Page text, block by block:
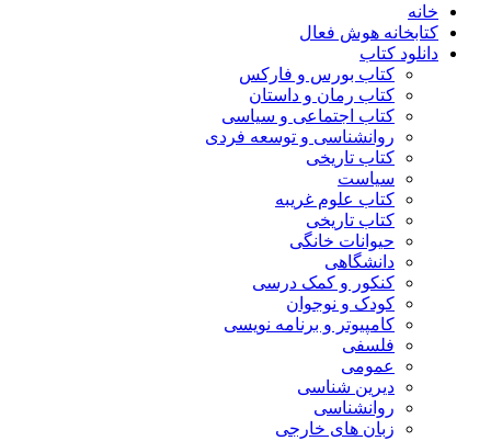
خانه
کتابخانه هوش فعال
دانلود کتاب
کتاب بورس و فارکس
کتاب رمان و داستان
کتاب اجتماعی و سیاسی
روانشناسی و توسعه فردی
کتاب تاریخی
سیاست
کتاب علوم غریبه
کتاب تاریخی
حیوانات خانگی
دانشگاهی
کنکور و کمک‌ درسی
کودک و نوجوان
کامپیوتر و برنامه نویسی
فلسفی
عمومی
دیرین شناسی
روانشناسی
زبان های خارجی